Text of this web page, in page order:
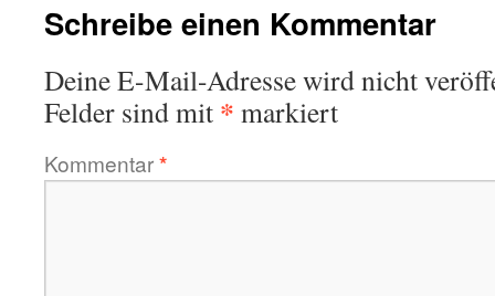
Schreibe einen Kommentar
Deine E-Mail-Adresse wird nicht
Felder sind mit * markiert
Kommentar*